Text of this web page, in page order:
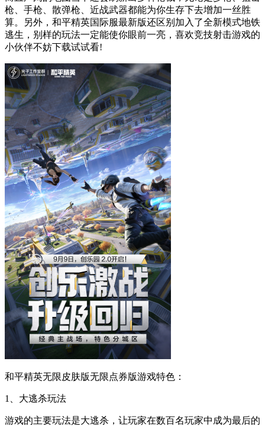
枪、手枪、散弹枪、近战武器都能为你生存下去增加一丝胜
算。另外，和平精英国际服最新版还区别加入了全新模式地铁
逃生，别样的玩法一定能使你眼前一亮，喜欢竞技射击游戏的
小伙伴不妨下载试试看!
和平精英无限皮肤版无限点券版游戏特色：
1、大逃杀玩法
游戏的主要玩法是大逃杀，让玩家在数百名玩家中成为最后的